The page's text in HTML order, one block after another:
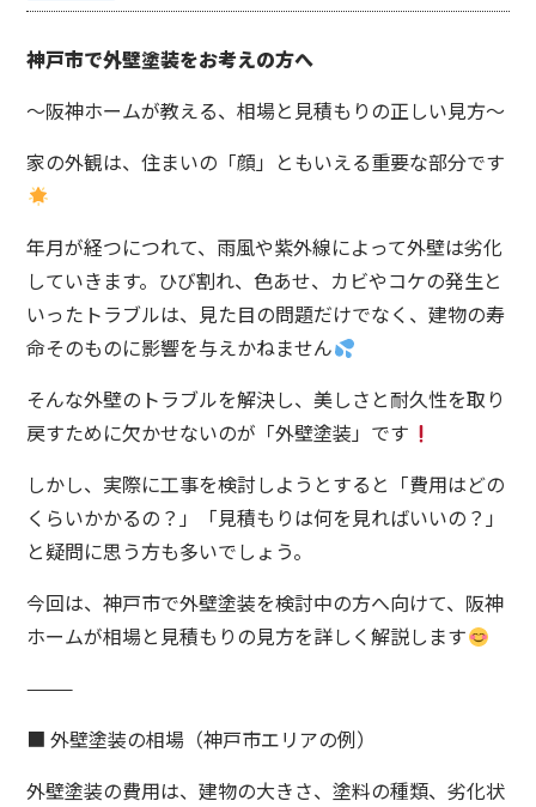
神戸市で外壁塗装をお考えの方へ
～阪神ホームが教える、相場と見積もりの正しい見方～
家の外観は、住まいの「顔」ともいえる重要な部分です
年月が経つにつれて、雨風や紫外線によって外壁は劣化
していきます。ひび割れ、色あせ、カビやコケの発生と
いったトラブルは、見た目の問題だけでなく、建物の寿
命そのものに影響を与えかねません
そんな外壁のトラブルを解決し、美しさと耐久性を取り
戻すために欠かせないのが「外壁塗装」です
しかし、実際に工事を検討しようとすると「費用はどの
くらいかかるの？」「見積もりは何を見ればいいの？」
と疑問に思う方も多いでしょう。
今回は、神戸市で外壁塗装を検討中の方へ向けて、阪神
ホームが相場と見積もりの見方を詳しく解説します
⸻
■ 外壁塗装の相場（神戸市エリアの例）
外壁塗装の費用は、建物の大きさ、塗料の種類、劣化状